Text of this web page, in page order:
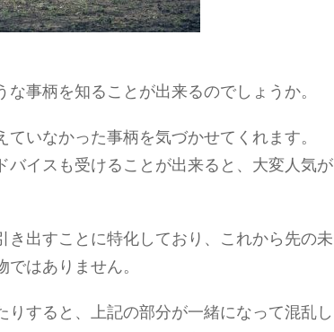
事柄を知ることが出来るのでしょうか。
いなかった事柄を気づかせてくれます。
バイスも受けることが出来ると、大変人気が
き出すことに特化しており、これから先の未
はありません。
りすると、上記の部分が一緒になって混乱し